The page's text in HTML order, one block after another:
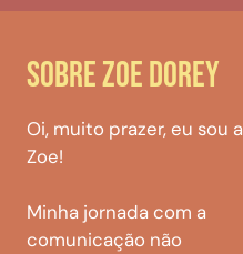
SOBRE ZOE DOREY
Oi, muito prazer, eu sou a
Zoe!
Minha jornada com a
comunicação não